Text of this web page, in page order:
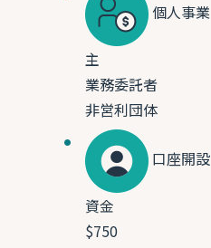
個人事業
主
業務委託者
非営利団体
口座開設
資金
$750